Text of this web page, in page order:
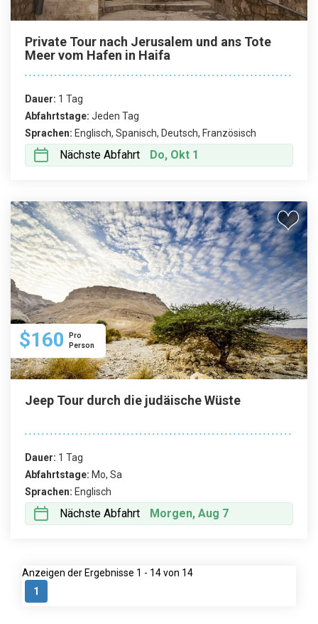
Private Tour nach Jerusalem und ans Tote
Meer vom Hafen in Haifa
Dauer: 1 Tag
Abfahrtstage: Jeden Tag
Sprachen: Englisch, Spanisch, Deutsch, Französisch
Nächste Abfahrt Do, Okt 1
$160
Pro
Person
Jeep Tour durch die judäische Wüste
Dauer: 1 Tag
Abfahrtstage: Mo, Sa
Sprachen: Englisch
Nächste Abfahrt Morgen, Aug 7
Anzeigen der Ergebnisse 1 - 14 von 14
1